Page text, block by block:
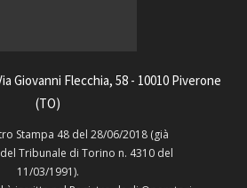
Giovanni Flecchia, 58 - 10010 Piverone
(TO)
Stampa 48 del 28/06/2018 (già
Tribunale di Torino n. 4310 del
11/03/1991).